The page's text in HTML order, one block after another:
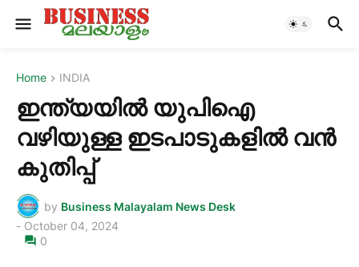
Home INDIA
ഇന്ത്യയിൽ യുപിഐ
വഴിയുള്ള ഇടപാടുകളിൽ വൻ
കുതിപ്പ്
by Business Malayalam News Desk
- October 04, 2024
0